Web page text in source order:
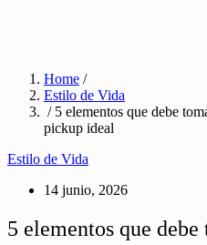
Home /
Estilo de Vida
/ 5 elementos que debe
pickup ideal
Estilo de Vida
14 junio, 2026
5 elementos que